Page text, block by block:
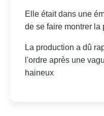
Elle était dans une
de se faire montrer la
La production a dû
l'ordre après une
haineux